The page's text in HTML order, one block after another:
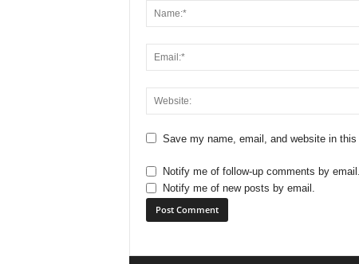
Save my name, email, and website in
Notify me of follow-up comments by email.
Notify me of new posts by email.